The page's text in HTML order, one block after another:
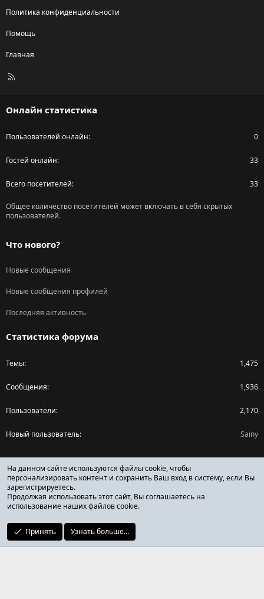
Политика конфиденциальности
Помощь
Главная
R
Онлайн статистика
Пользователей онлайн 0
Гостей онлайн 33
Всего посетителей 33
Общее количество посетителей может включать в себя скрытых
пользователей.
Что нового?
Новые сообщения
Новые сообщения профилей
Последняя активность
Статистика форума
Темы 1,475
Сообщения 1,936
Пользователи 2,170
Новый пользователь Sainy
Поделиться страницей
Facebook
X (Twitter)
Reddit
ОТЗЫВЫ ОНЛАЙН ФОРУМ
На данном сайте используются файлы cookie, чтобы
персонализировать контент и сохранить Ваш вход в систему, если Вы
зарегистрируетесь.
Продолжая использовать этот сайт, Вы соглашаетесь на
использование наших файлов cookie.
Принять Узнать больше...